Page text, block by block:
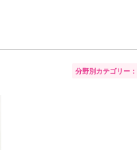
分野別カテゴリー：